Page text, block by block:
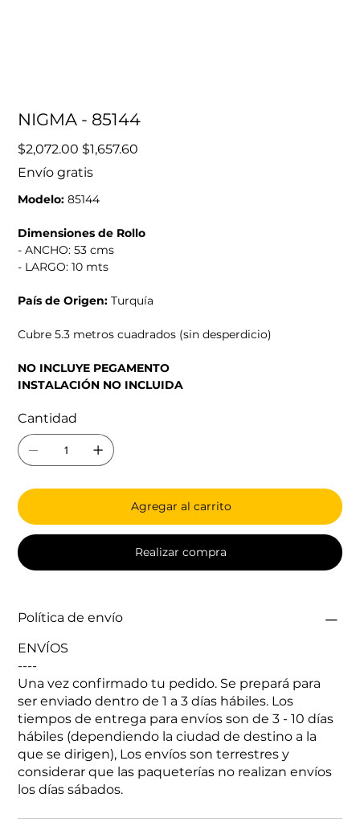
NIGMA - 85144
Precio
original
$2,072.00 Precio
de
$1,657.60
Envío gratis
Modelo:85144
Dimensiones de Rollo
- ANCHO: 53 cms
- LARGO: 10 mts
País de Origen:Turquía
Cubre 5.3 metros cuadrados (sin desperdicio)
NO INCLUYE PEGAMENTO
INSTALACIÓN NO INCLUIDA
Cantidad
Agregar al carrito
Realizar compra
Política de envío
ENVÍOS
----
Una vez confirmado tu pedido. Se prepará para
ser enviado dentro de 1 a 3 días hábiles. Los
tiempos de entrega para envíos son de 3 - 10 días
hábiles (dependiendo la ciudad de destino a la
que se dirigen), Los envíos son terrestres y
considerar que las paqueterías no realizan envíos
los días sábados.